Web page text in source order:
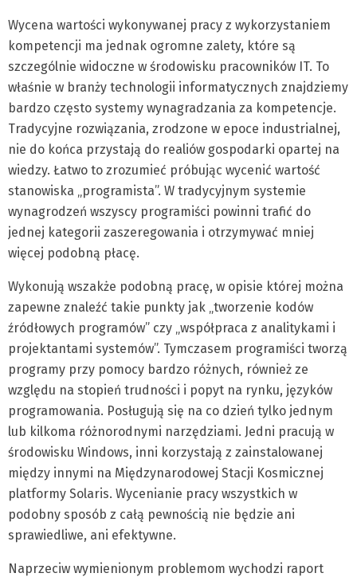
Wycena wartości wykonywanej pracy z wykorzystaniem
kompetencji ma jednak ogromne zalety, które są
szczególnie widoczne w środowisku pracowników IT. To
właśnie w branży technologii informatycznych znajdziemy
bardzo często systemy wynagradzania za kompetencje.
Tradycyjne rozwiązania, zrodzone w epoce industrialnej,
nie do końca przystają do realiów gospodarki opartej na
wiedzy. Łatwo to zrozumieć próbując wycenić wartość
stanowiska „programista”. W tradycyjnym systemie
wynagrodzeń wszyscy programiści powinni trafić do
jednej kategorii zaszeregowania i otrzymywać mniej
więcej podobną płacę.
Wykonują wszakże podobną pracę, w opisie której można
zapewne znaleźć takie punkty jak „tworzenie kodów
źródłowych programów” czy „współpraca z analitykami i
projektantami systemów”. Tymczasem programiści tworzą
programy przy pomocy bardzo różnych, również ze
względu na stopień trudności i popyt na rynku, języków
programowania. Posługują się na co dzień tylko jednym
lub kilkoma różnorodnymi narzędziami. Jedni pracują w
środowisku Windows, inni korzystają z zainstalowanej
między innymi na Międzynarodowej Stacji Kosmicznej
platformy Solaris. Wycenianie pracy wszystkich w
podobny sposób z całą pewnością nie będzie ani
sprawiedliwe, ani efektywne.
Naprzeciw wymienionym problemom wychodzi raport